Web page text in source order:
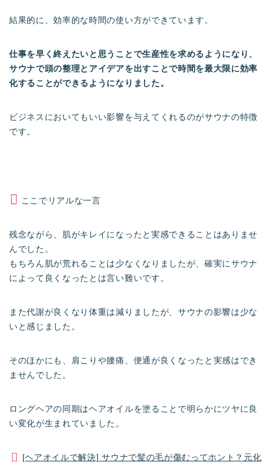
結果的に、効率的な時間の使い方ができています。
仕事を早く終えたいと思うことで生産性を求めるようになり、
サウナで頭の整理とアイデアを出すことで時間を最大限に効率
化することができるようになりました。
ビジネスにおいてもいい影響を与えてくれるのがサウナの特徴
です。
ここでリアルな一言
残念ながら、肌がキレイになったと実感できることはありませ
んでした。
もちろん肌が荒れることは少なくなりましたが、確実にサウナ
によって良くなったとは言い難いです。
また代謝が良くなり体重は減りましたが、サウナの影響は少な
いと感じました。
そのほかにも、肩こりや腰痛、便通が良くなったと実感はでき
ませんでした。
ロングヘアの同期はヘアオイルを塗ることで明らかにツヤに良
い変化が生まれていました。
[ヘアオイルで解決] サウナで髪の毛が傷むってホント？元化